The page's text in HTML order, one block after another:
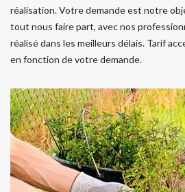
réalisation. Votre demande est notre
tout nous faire part, avec nos
réalisé dans les meilleurs délais. Tarif
en fonction de votre demande.